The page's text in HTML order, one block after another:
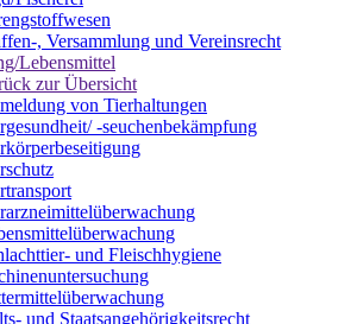
, Versammlung und Vereinsrecht
Lebensmittel
zur Übersicht
von Tierhaltungen
-seuchenbekämpfung
und Fleischhygiene
und Staatsangehörigkeitsrecht